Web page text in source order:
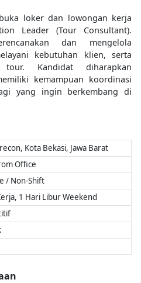
loker dan lowongan kerja
Leader (Tour Consultant).
dan mengelola
kebutuhan klien, serta
tour. Kandidat diharapkan
kemampuan koordinasi
yang ingin berkembang di
Kota Bekasi, Jawa Barat
Office
/ Non-Shift
1 Hari Libur Weekend